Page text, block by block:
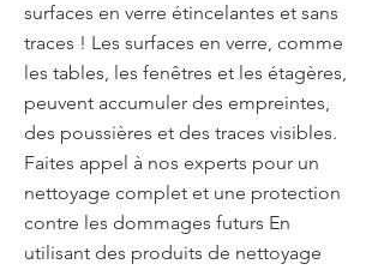
surfaces en verre étincelantes et sans
traces ! Les surfaces en verre, comme
les tables, les fenêtres et les étagères,
peuvent accumuler des empreintes,
des poussières et des traces visibles.
Faites appel à nos experts pour un
nettoyage complet et une protection
contre les dommages futurs En
utilisant des produits de nettoyage